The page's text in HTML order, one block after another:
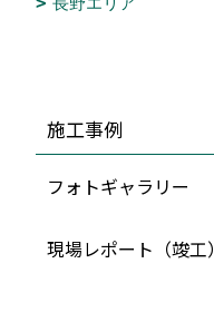
施工事例
フォトギャラリー
現場レポート（竣工）